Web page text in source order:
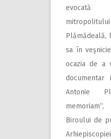
evocată
Plămădeală,
sa în
ocazia de a
documentar
Antonie
Biroului de